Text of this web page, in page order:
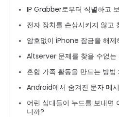
IP Grabber로부터 식별하고
전자 장치를 손상시키지 않고
암호없이 iPhone 잠금을 해제
Altserver 문제를 찾을 수없는
혼합 가족 활동을 만드는 방법
Android에서 숨겨진 문자 메
어린 십대들이 누드를 보내면
니까?